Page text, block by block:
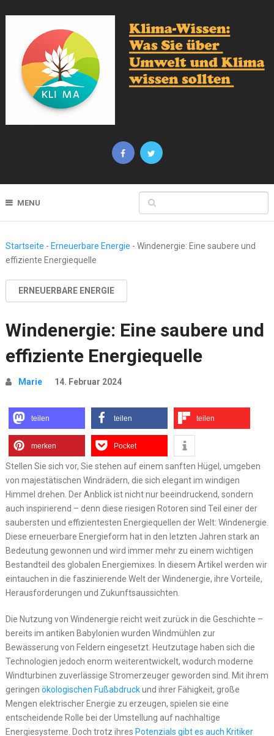
MENU
Startseite - Erneuerbare Energie - Windenergie: Eine saubere und
effiziente Energiequelle
ERNEUERBARE ENERGIE
Windenergie: Eine saubere und
effiziente Energiequelle
Marie 14. Februar 2024
teilen teilen teilen
merken Pocket
Stellen Sie sich vor, Sie stehen auf einem sanften Hügel, umgeben
von majestätischen Windrädern, die sich elegant im windigen
Himmel drehen. Der Anblick ist nicht nur beeindruckend, sondern
auch inspirierend – denn diese riesigen Rotoren sind Teil einer der
saubersten und effizientesten Energiequellen der Welt: Windenergie.
Diese erneuerbare Energieform hat in den letzten Jahren stark an
Bedeutung gewonnen und wird immer mehr zu einem wichtigen
Bestandteil des globalen Energiemixes. In diesem Artikel werden wir
eintauchen in die faszinierende Welt der Windenergie, ihre Vorteile,
Herausforderungen und Zukunftsaussichten.
Die Nutzung von Windenergie reicht weit zurück in die Geschichte –
bereits im antiken Babylonien wurden Windmühlen zur
Bewässerung von Feldern eingesetzt. Heutzutage haben sich die
Technologien jedoch enorm weiterentwickelt, wodurch moderne
Windturbinen zuverlässige Stromerzeuger geworden sind. Mit ihrem
geringen ökologischen Fußabdruckund ihrer Fähigkeit, große
Mengen elektrischer Energie zu erzeugen, spielen sie eine
entscheidende Rolle bei der Umstellung auf nachhaltige
Energiesysteme. Doch trotz ihres Potenzials gibt es auch Kritiker